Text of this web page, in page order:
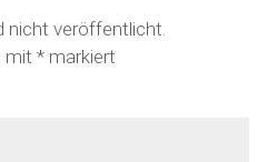
nicht veröffentlicht.
mit *markiert